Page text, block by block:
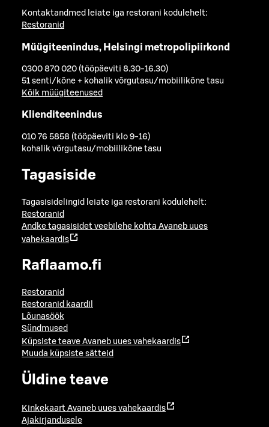
Kontaktandmed leiate iga restorani kodulehelt:
Restoranid
Müügiteenindus, Helsingi metropolipiirkond
0300 870 020 (tööpäeviti 8.30-16.30)
51 senti/kõne + kohalik võrgutasu/mobiilikõne tasu
Kõik müügiteenused
Klienditeenindus
010 76 5858 (tööpäeviti klo 9-16)
kohalik võrgutasu/mobiilikõne tasu
Tagasiside
Tagasisidelingid leiate iga restorani kodulehelt:
Restoranid
Andke tagasisidet veebilehe kohta Avaneb uues
vahekaardis
Raflaamo.fi
Restoranid
Restoranid kaardil
Lõunasöök
Sündmused
Küpsiste teave Avaneb uues vahekaardis
Muuda küpsiste sätteid
Üldine teave
Kinkekaart Avaneb uues vahekaardis
Ajakirjandusele